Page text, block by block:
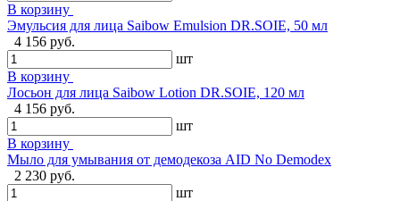
В корзину
Эмульсия для лица Saibow Emulsion DR.SOIE, 50 мл
4 156 руб.
шт
В корзину
Лосьон для лица Saibow Lotion DR.SOIE, 120 мл
4 156 руб.
шт
В корзину
Мыло для умывания от демодекоза AID No Demodex
2 230 руб.
шт